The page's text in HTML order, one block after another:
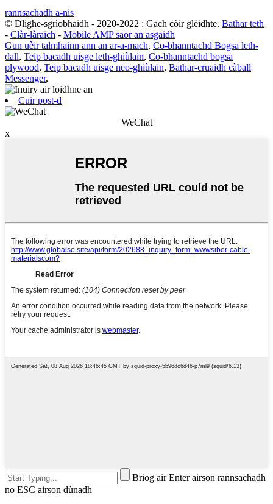
rannsachadh a-nis
© Dlighe-sgrìobhaidh - 2020-2022 : Gach còir glèidhte. Bathar teth
- Clàr-làraich - Mobile AMP saor an asgaidh
Gun uèir talmhainn ann an ar-a-mach, Co-bhanntachd Bogsa leth-
dall, Teip bacadh uisge leth-ghiùlain, Co-bhanntachd bogsa
plywood, Teip bacadh uisge neo-ghiùlain, Bathar-cruaidh càball
Messenger,
Cuir post-d
WeChat
x
Briog air Enter airson rannsachadh
no ESC airson dùnadh